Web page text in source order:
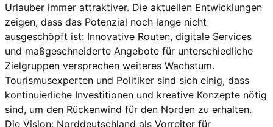
Urlauber immer attraktiver. Die aktuellen Entwicklungen
zeigen, dass das Potenzial noch lange nicht
ausgeschöpft ist: Innovative Routen, digitale Services
und maßgeschneiderte Angebote für unterschiedliche
Zielgruppen versprechen weiteres Wachstum.
Tourismusexperten und Politiker sind sich einig, dass
kontinuierliche Investitionen und kreative Konzepte nötig
sind, um den Rückenwind für den Norden zu erhalten.
Die Vision: Norddeutschland als Vorreiter für